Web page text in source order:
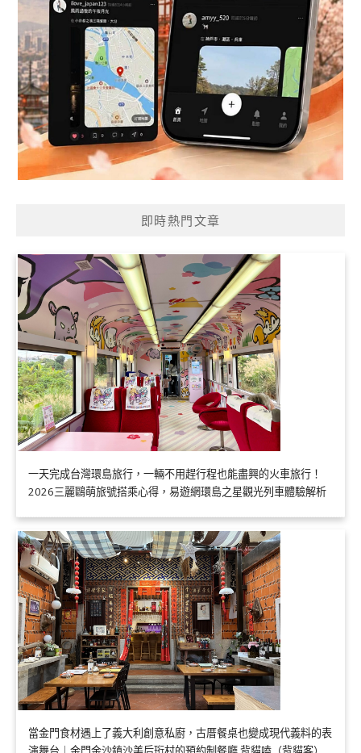
即時熱門文章
一天完成台灣環島旅行，一輛不用趕行程也能盡興的火車旅行！
2026三麗鷗萌旅號搭乘心得，易遊網環島之星觀光列車體驗解析
當金門食材遇上了義大利創意私廚，古厝餐桌也變成現代義料的表